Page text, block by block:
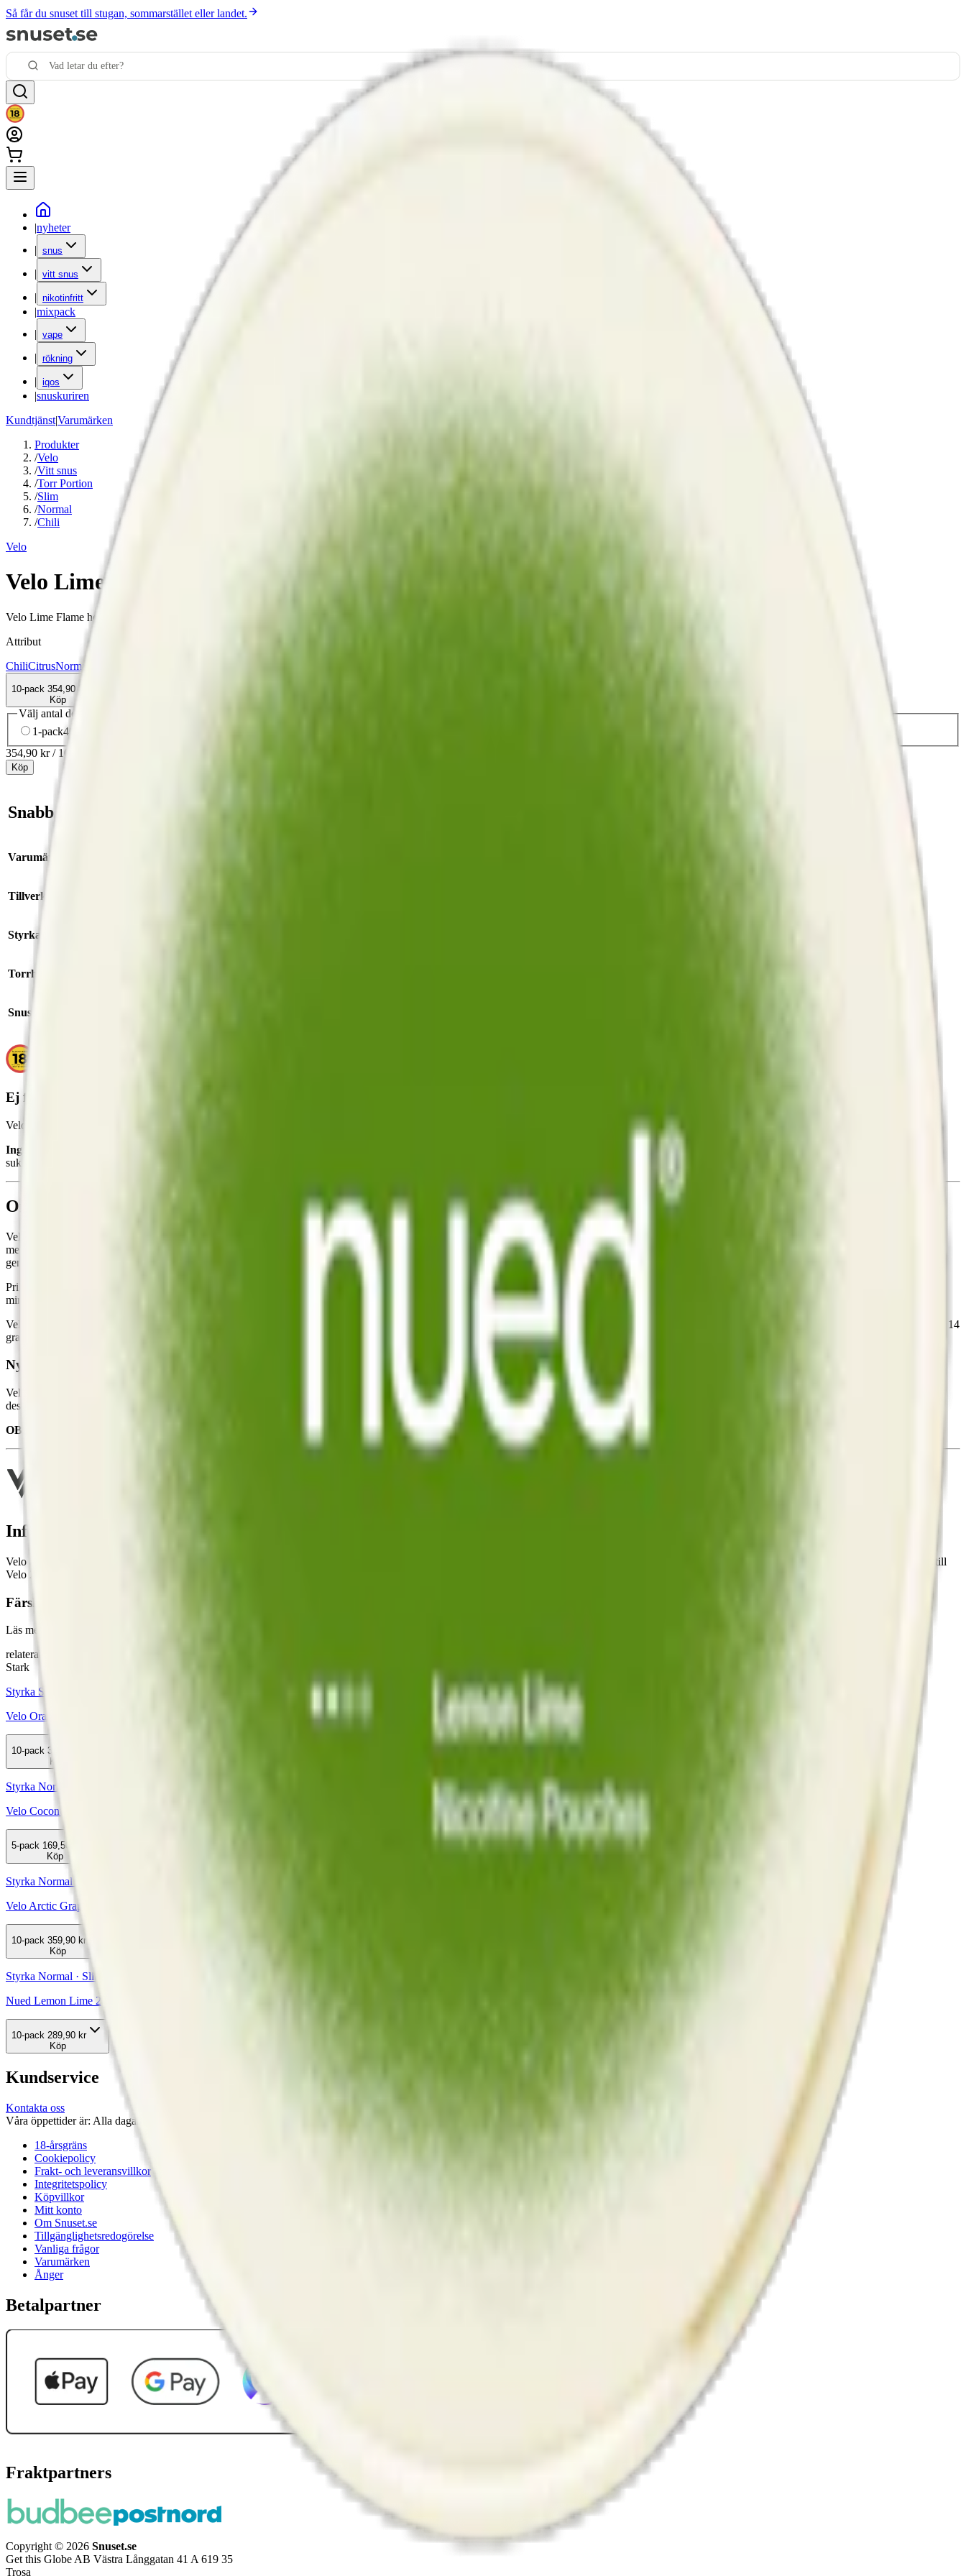
Så får du snuset till stugan, sommarstället eller landet.
|nyheter
| snus
| vitt snus
| nikotinfritt
|mixpack
| vape
| rökning
| iqos
|snuskuriren
Kundtjänst|Varumärken
Produkter
/Velo
/Vitt snus
/Torr Portion
/Slim
/Normal
/Chili
Velo
Velo Lime Flame
Velo Lime Flame hette tidigare Fresh Jalapeño. En tydlig smak av jalapeño och lime. Vitt snus med 8 mg nikotin per prilla. Samma smak men nytt namn.
Attribut
ChiliCitrusNormal
10-pack 354,90 kr
Köp
Välj antal dosor
1-pack40,50 kr
354,90 kr / 10-pack
Köp
Snabb fakta om Velo Lime Flame Vitt Snus
Varumärke:
Tillverkare:
Styrka
Torrhet:
Snustyp:
Ej för personer under 18 år.
Velo Lime Flame innehåller nikotin som är ett mycket beroendeframkallande ämne.
Ingredienser:
sukralos) samt surhetsreglerande medel (E500, natriumkarbonater).
Om Velo Lime Flame
Velo Lime Flame, tillverkat av
, är ett vitt snus med en distinkt smak som förenar hetta med syrlighet. Den exotiska blandningen av lime och jalapeño smakar inspireras av det
mexikanska och sydamerikanska köket. Jalapeñon tillför en klar och balanserad hetta, medan limen adderar en frisk, syrlig känsla som mjukar upp hettan. Denna kombination förhöjs ytterligare av deras
gemensamma fruktiga undertoner.
Prillorna kommer i slim-format, vilket är något smalare och mer diskret än traditionellt
i originalportioner. Varje dosa av Velo Lime Flame innehåller 20 portioner, 0,7 g styck. Prillans något torrare yta
minimerar rinnighet, medan den effektivt avger smak och nikotin över tid. Med en nikotinstyrka där varje prilla innehåller 8 mg nikotin är detta ett vitt snus med normal, genomsnittlig styrka.
Velo Lime Flame innehåller ingen tobak utan tillverkas istället av vatten, fyllnadsmedel, aromer och nikotin. En komplett innehållsförteckning finns tillgänglig nedan. En dosa Velo Lime Flame innehåller totalt 14
gram vitt snus.
Nytt namn och ny design – Velo Lime Flame är nya Velo Fresh Jalapeño
Velo Lime Flame hette tidigare Velo Fresh Jalapeño. Fresh Jalapeño, känd för sin heta och syrliga karaktär, transformeras till Lime Flame med ett mer beskrivande namn. Dessutom genomgår dosan en
designförnyelse som mer effektivt framhäver den gröna limen och den intensiva hettan från chilin. Nytt namn, samma smak av lime och jalapeño.
OBS!
Under en övergångsperiod så kan både nya och äldre design på dosorna förekomma. Läs mer om namn- och designuppdateringen hos Velo här:
Information om varumärket Velo
Velo är ett varumärke av
2017 och omvandlat till
Velo 2022, strävar märket efter att erbjuda en anpassad nikotinupplevelse globalt.
Färskt vitt snus
Läs mer om hur du förvarar Velo Lime Flame:
relaterade produkter
Stark
Styrka Stark · Slim
Velo Orange Spark
10-pack 359,90 kr
Köp
Styrka Normal · Slim
Velo Coconut Lime 3
5-pack 169,50 kr
Köp
Styrka Normal · Slim
Velo Arctic Grapefruit 2
10-pack 359,90 kr
Köp
Styrka Normal · Slim
Nued Lemon Lime 2
10-pack 289,90 kr
Köp
Kundservice
Kontakta oss
Våra öppettider är: Alla dagar 08:00 - 18:00 Vi svarar vanligtvis inom 24 timmar på vardagar.
18-årsgräns
Cookiepolicy
Frakt- och leveransvillkor
Integritetspolicy
Köpvillkor
Mitt konto
Om Snuset.se
Tillgänglighetsredogörelse
Vanliga frågor
Varumärken
Ånger
Betalpartner
Fraktpartners
Copyright © 2026 Snuset.se
Get this Globe AB Västra Långgatan 41 A 619 35
Trosa